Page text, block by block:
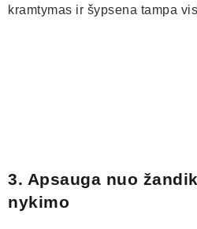
kramtymas ir šypsena tampa
3. Apsauga nuo
nykimo